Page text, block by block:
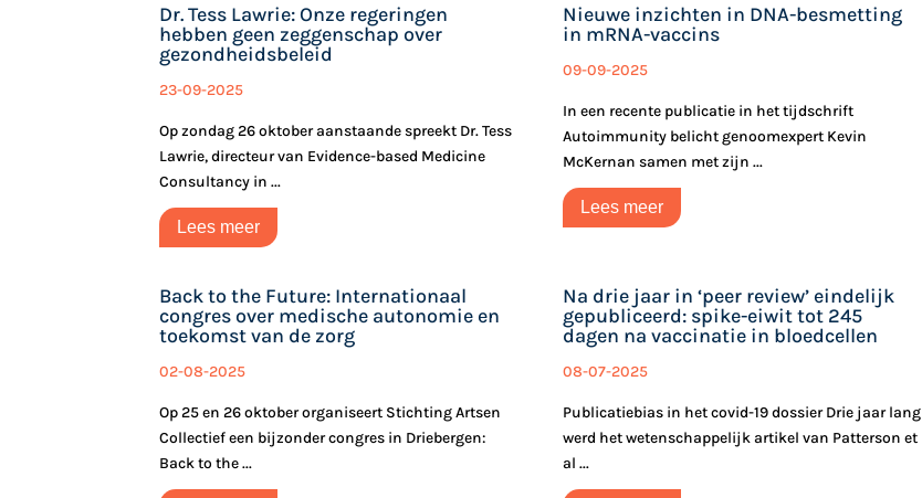
Dr. Tess Lawrie: Onze regeringen
hebben geen zeggenschap over
gezondheidsbeleid
23-09-2025
Op zondag 26 oktober aanstaande spreekt Dr. Tess
Lawrie, directeur van Evidence-based Medicine
Consultancy in ...
Lees meer
Nieuwe inzichten in DNA-besmetting
in mRNA-vaccins
09-09-2025
In een recente publicatie in het tijdschrift
Autoimmunity belicht genoomexpert Kevin
McKernan samen met zijn ...
Lees meer
Back to the Future: Internationaal
congres over medische autonomie en
toekomst van de zorg
02-08-2025
Op 25 en 26 oktober organiseert Stichting Artsen
Collectief een bijzonder congres in Driebergen:
Back to the ...
Na drie jaar in ‘peer review’ eindelijk
gepubliceerd: spike-eiwit tot 245
dagen na vaccinatie in bloedcellen
08-07-2025
Publicatiebias in het covid-19 dossier Drie jaar lang
werd het wetenschappelijk artikel van Patterson et
al ...